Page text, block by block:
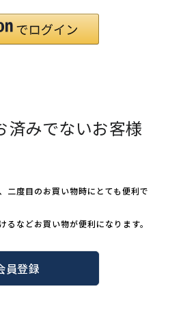
済みでないお客様
二度目のお買い物時にとても便利で
るなどお買い物が便利になります。
員登録